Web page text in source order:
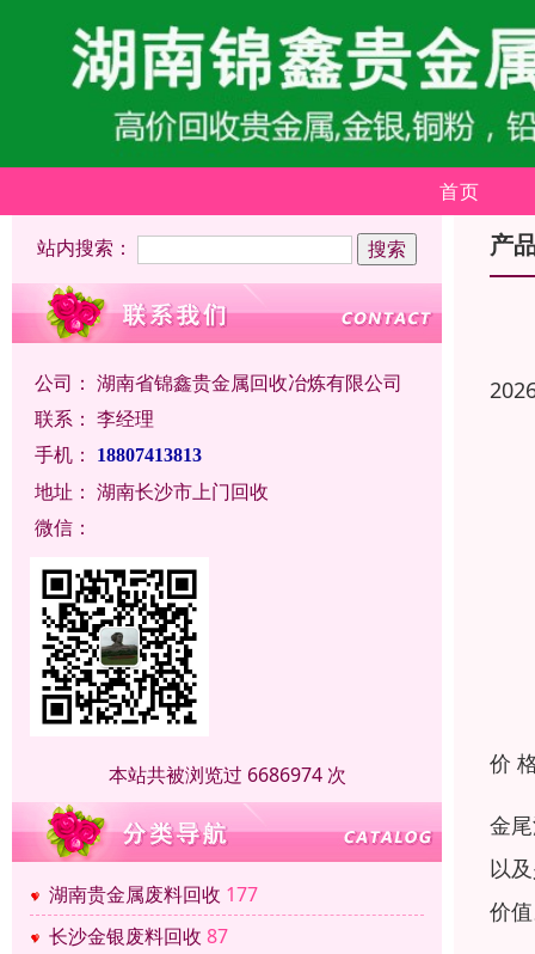
首页
站内搜索：
公司： 湖南省锦鑫贵金属回收冶炼有限公司
联系： 李经理
手机：
18807413813
地址： 湖南长沙市上门回收
微信：
本站共被浏览过 6686974 次
湖南贵金属废料回收 177
长沙金银废料回收 87
产
价
金
以
价